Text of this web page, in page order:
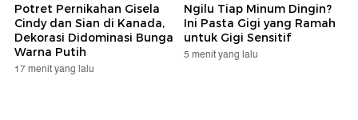
Potret Pernikahan Gisela
Cindy dan Sian di Kanada,
Dekorasi Didominasi Bunga
Warna Putih
17 menit yang lalu
Ngilu Tiap Minum Dingin?
Ini Pasta Gigi yang Ramah
untuk Gigi Sensitif
5 menit yang lalu